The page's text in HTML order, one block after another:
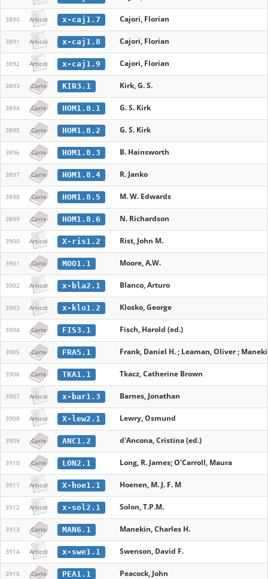
3890 Articol x-caj1.7 Cajori, Florian
3891 Articol x-caj1.8 Cajori, Florian
3892 Articol x-caj1.9 Cajori, Florian
3893 Carte KIR3.1 Kirk, G. S.
3894 Carte HOM1.8.1 G. S. Kirk
3895 Carte HOM1.8.2 G. S. Kirk
3896 Carte HOM1.8.3 B. Hainsworth
3897 Carte HOM1.8.4 R. Janko
3898 Carte HOM1.8.5 M. W. Edwards
3899 Carte HOM1.8.6 N. Richardson
3900 Articol X-ris1.2 Rist, John M.
3901 Carte MOO1.1 Moore, A.W.
3902 Articol x-bla2.1 Blanco, Arturo
3903 Articol x-klo1.2 Klosko, George
3904 Carte FIS3.1 Fisch, Harold (ed.)
3905 Carte FRA5.1 Frank, Daniel H. ; Leaman, Oliver ;
3906 Carte TKA1.1 Tkacz, Catherine Brown
3907 Articol x-bar1.3 Barnes, Jonathan
3908 Articol X-lew2.1 Lewry, Osmund
3909 Carte ANC1.2 d'Ancona, Cristina (ed.)
3910 Carte LON2.1 Long, R. James; O'Carroll, Maura
3911 Articol X-hoe1.1 Hoenen, M. J. F. M
3912 Articol x-sol2.1 Solon, T.P.M.
3913 Carte MAN6.1 Manekin, Charles H.
3914 Articol x-swe1.1 Swenson, David F.
3915 Carte PEA1.1 Peacock, John